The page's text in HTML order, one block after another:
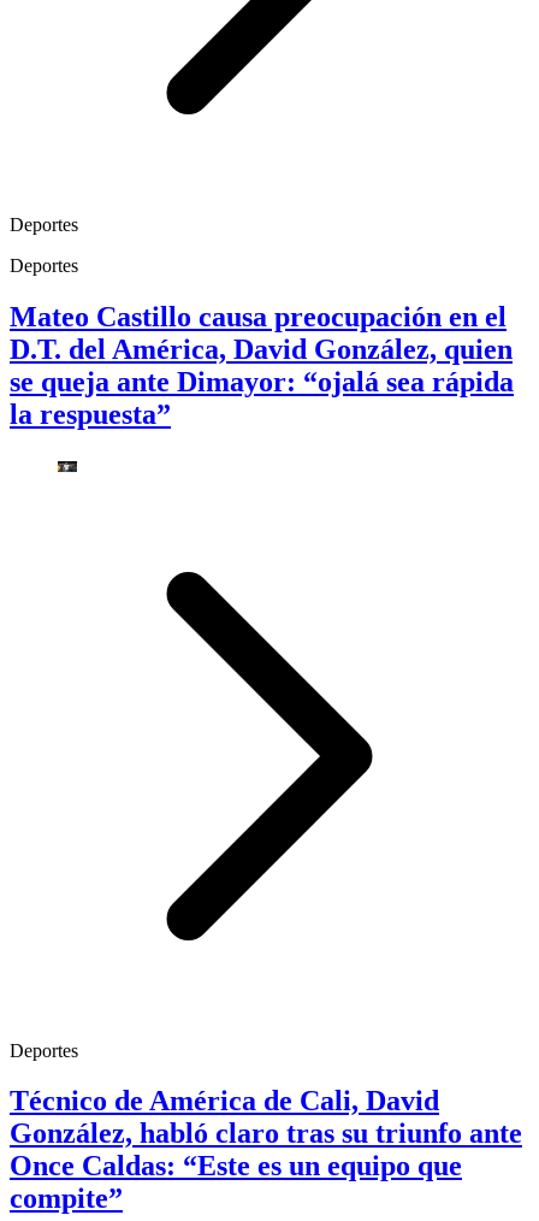
Deportes
Deportes
Mateo Castillo causa preocupación en el
D.T. del América, David González, quien
se queja ante Dimayor: “ojalá sea rápida
la respuesta”
Deportes
Técnico de América de Cali, David
González, habló claro tras su triunfo ante
Once Caldas: “Este es un equipo que
compite”